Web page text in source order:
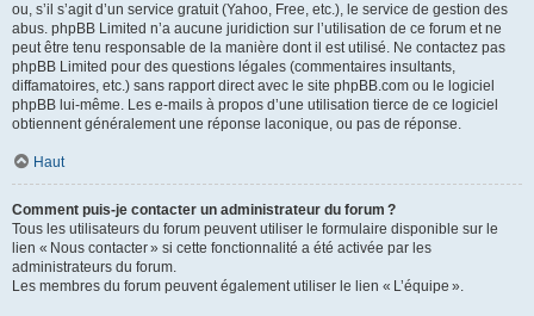
ou, s’il s’agit d’un service gratuit (Yahoo, Free, etc.), le service de gestion des
abus. phpBB Limited n’a aucune juridiction sur l’utilisation de ce forum et ne
peut être tenu responsable de la manière dont il est utilisé. Ne contactez pas
phpBB Limited pour des questions légales (commentaires insultants,
diffamatoires, etc.) sans rapport direct avec le site phpBB.com ou le logiciel
phpBB lui-même. Les e-mails à propos d’une utilisation tierce de ce logiciel
obtiennent généralement une réponse laconique, ou pas de réponse.
Haut
Comment puis-je contacter un administrateur du forum ?
Tous les utilisateurs du forum peuvent utiliser le formulaire disponible sur le
lien « Nous contacter » si cette fonctionnalité a été activée par les
administrateurs du forum.
Les membres du forum peuvent également utiliser le lien « L’équipe ».